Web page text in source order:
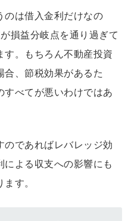
のは借入金利だけなの
損益分岐点を通り過ぎて
す 。もちろん不動産投資
合、節税効果があるた
すべてが悪いわけではあ
のであればレバレッジ効
よる収支への影響にも
す。